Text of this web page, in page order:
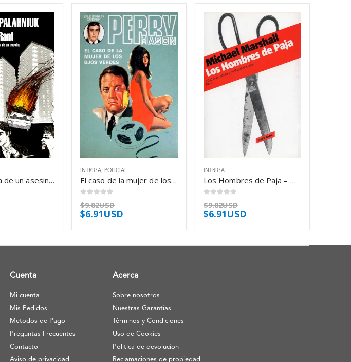
Rant. La vida de un asesino – Chuck Palahniuk
INTRIGA, POLICIAL
El caso de la mujer de los ojos verdes – Erle Stanley Gardner
$9.82USD
$6.91USD
INTRIGA
Los Hombres de Paja – Michael Marshall Smith
$9.82USD
$6.91USD
Cuenta
Mi cuenta
Mis Pedidos
Metodos de Pago
Preguntas Frecuentes
Contacto
Aviso de privacidad
Acerca
Sobre nosotros
Nuestras Garantías
Términos y Condiciones
Uso de Cookies
Politica de devolucion
Reclamaciones de propiedad